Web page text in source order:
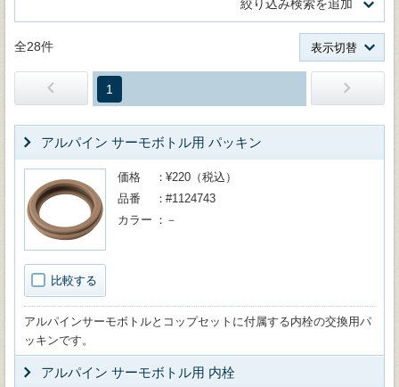
絞り込み検索を追加
全28件 表示切替
1
アルパイン サーモボトル用 パッキン
比較する
価格
¥220（税込）
品番
#1124743
カラー
－
アルパインサーモボトルとコップセットに付属する内栓の交換用パ
ッキンです。
アルパイン サーモボトル用 内栓